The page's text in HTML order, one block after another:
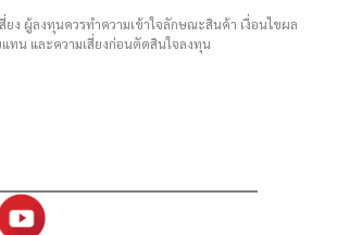
ยง ผู้ลงทุนควรทำความเข้าใจลักษณะสินค้า เงื่อนไขผล
ทน และความเสี่ยงก่อนตัดสินใจลงทุน